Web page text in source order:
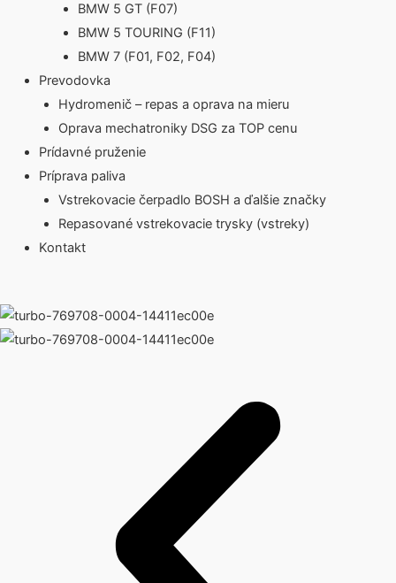
BMW 5 GT (F07)
BMW 5 TOURING (F11)
BMW 7 (F01, F02, F04)
Prevodovka
Hydromenič – repas a oprava na mieru
Oprava mechatroniky DSG za TOP cenu
Prídavné pruženie
Príprava paliva
Vstrekovacie čerpadlo BOSH a ďalšie značky
Repasované vstrekovacie trysky (vstreky)
Kontakt